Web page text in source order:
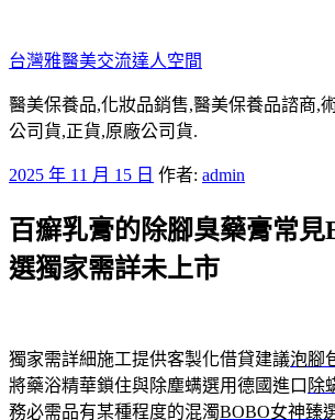
至
主
要
內
台灣雅醫美交流達人空間
醫美保養品,化妝品銷售,醫美保養品諮商,
公司貨,正貨,原廠公司貨.
發
於
2025 年 11 月 15 日 作者: admin
百癬乳膏的除腳臭藥膏常見
選獨家需詳未上市
獨家需詳細施工提供客製化借貸建議泡腳
將藥浴精華鎖住與除塵螨選用德國進口 除
務必需品有某種程度的混濁BOBO女神臻